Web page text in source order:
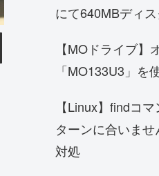
にて640MBディ
【MOドライブ】
「MO133U3」を
【Linux】findコ
ターンに合いま
対処